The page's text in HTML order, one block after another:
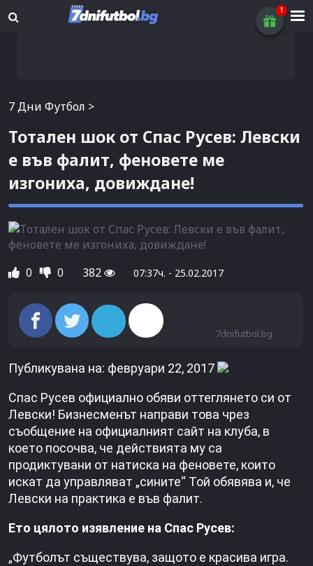
7 Дни Футбол >
Тотален шок от Спас Русев: Левски
е във фалит, феновете ме
изгониха, довиждане!
0 0 382 07:37ч. - 25.02.2017
7dnifutbol.bg
Публикувана на: февруари 22, 2017
Спас Русев официално обяви оттеглянето си от
Левски! Бизнесменът направи това чрез
съобщение на официалният сайт на клуба, в
което посочва, че действията му са
продиктувани от натиска на феновете, които
искат да управляват „сините“ Той обявява и, че
Левски на практика е във фалит.
Ето цялото изявление на Спас Русев:
„Футболът съществува, защото е красива игра.